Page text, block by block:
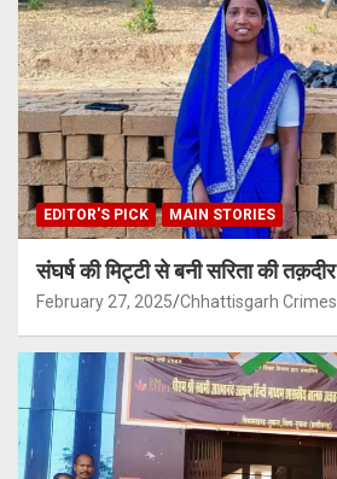
EDITOR'S PICK MAIN STORIES
संघर्ष की मिट्टी से बनी सरिता की तक़दीर
February 27, 2025 Chhattisgarh Crimes